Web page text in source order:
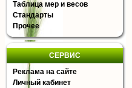
Таблица мер и весов
Стандарты
Прочее
СЕРВИС
Реклама на сайте
Личный кабинет